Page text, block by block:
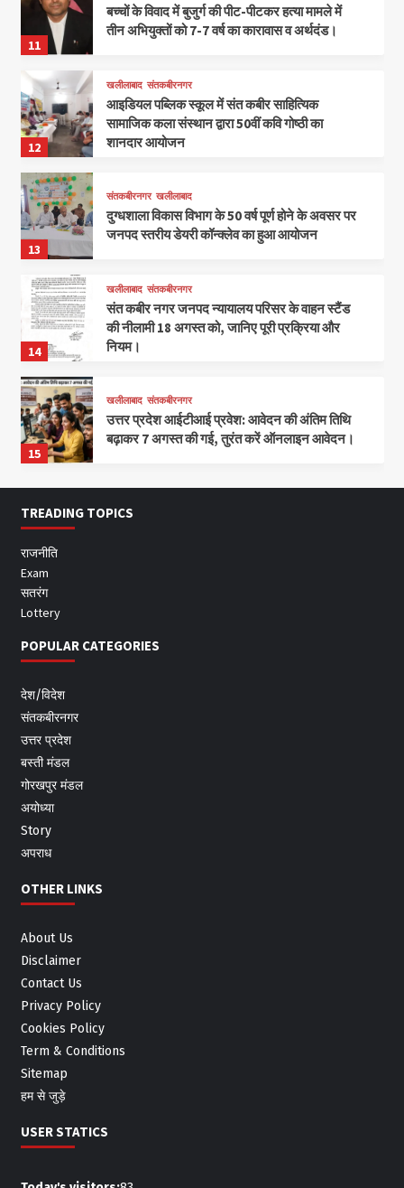
11
बच्चों के विवाद में बुजुर्ग की पीट-पीटकर हत्या मामले में
तीन अभियुक्तों को 7-7 वर्ष का कारावास व अर्थदंड।
12
खलीलाबाद संतकबीरनगर
आइडियल पब्लिक स्कूल में संत कबीर साहित्यिक
सामाजिक कला संस्थान द्वारा 50वीं कवि गोष्ठी का
शानदार आयोजन
13
संतकबीरनगर खलीलाबाद
दुग्धशाला विकास विभाग के 50 वर्ष पूर्ण होने के अवसर पर
जनपद स्तरीय डेयरी कॉन्क्लेव का हुआ आयोजन
14
खलीलाबाद संतकबीरनगर
संत कबीर नगर जनपद न्यायालय परिसर के वाहन स्टैंड
की नीलामी 18 अगस्त को, जानिए पूरी प्रक्रिया और
नियम।
15
खलीलाबाद संतकबीरनगर
उत्तर प्रदेश आईटीआई प्रवेश: आवेदन की अंतिम तिथि
बढ़ाकर 7 अगस्त की गई, तुरंत करें ऑनलाइन आवेदन।
TREADING TOPICS
राजनीति
Exam
सतरंग
Lottery
POPULAR CATEGORIES
देश/विदेश
संतकबीरनगर
उत्तर प्रदेश
बस्ती मंडल
गोरखपुर मंडल
अयोध्या
Story
अपराध
OTHER LINKS
About Us
Disclaimer
Contact Us
Privacy Policy
Cookies Policy
Term & Conditions
Sitemap
हम से जुड़े
USER STATICS